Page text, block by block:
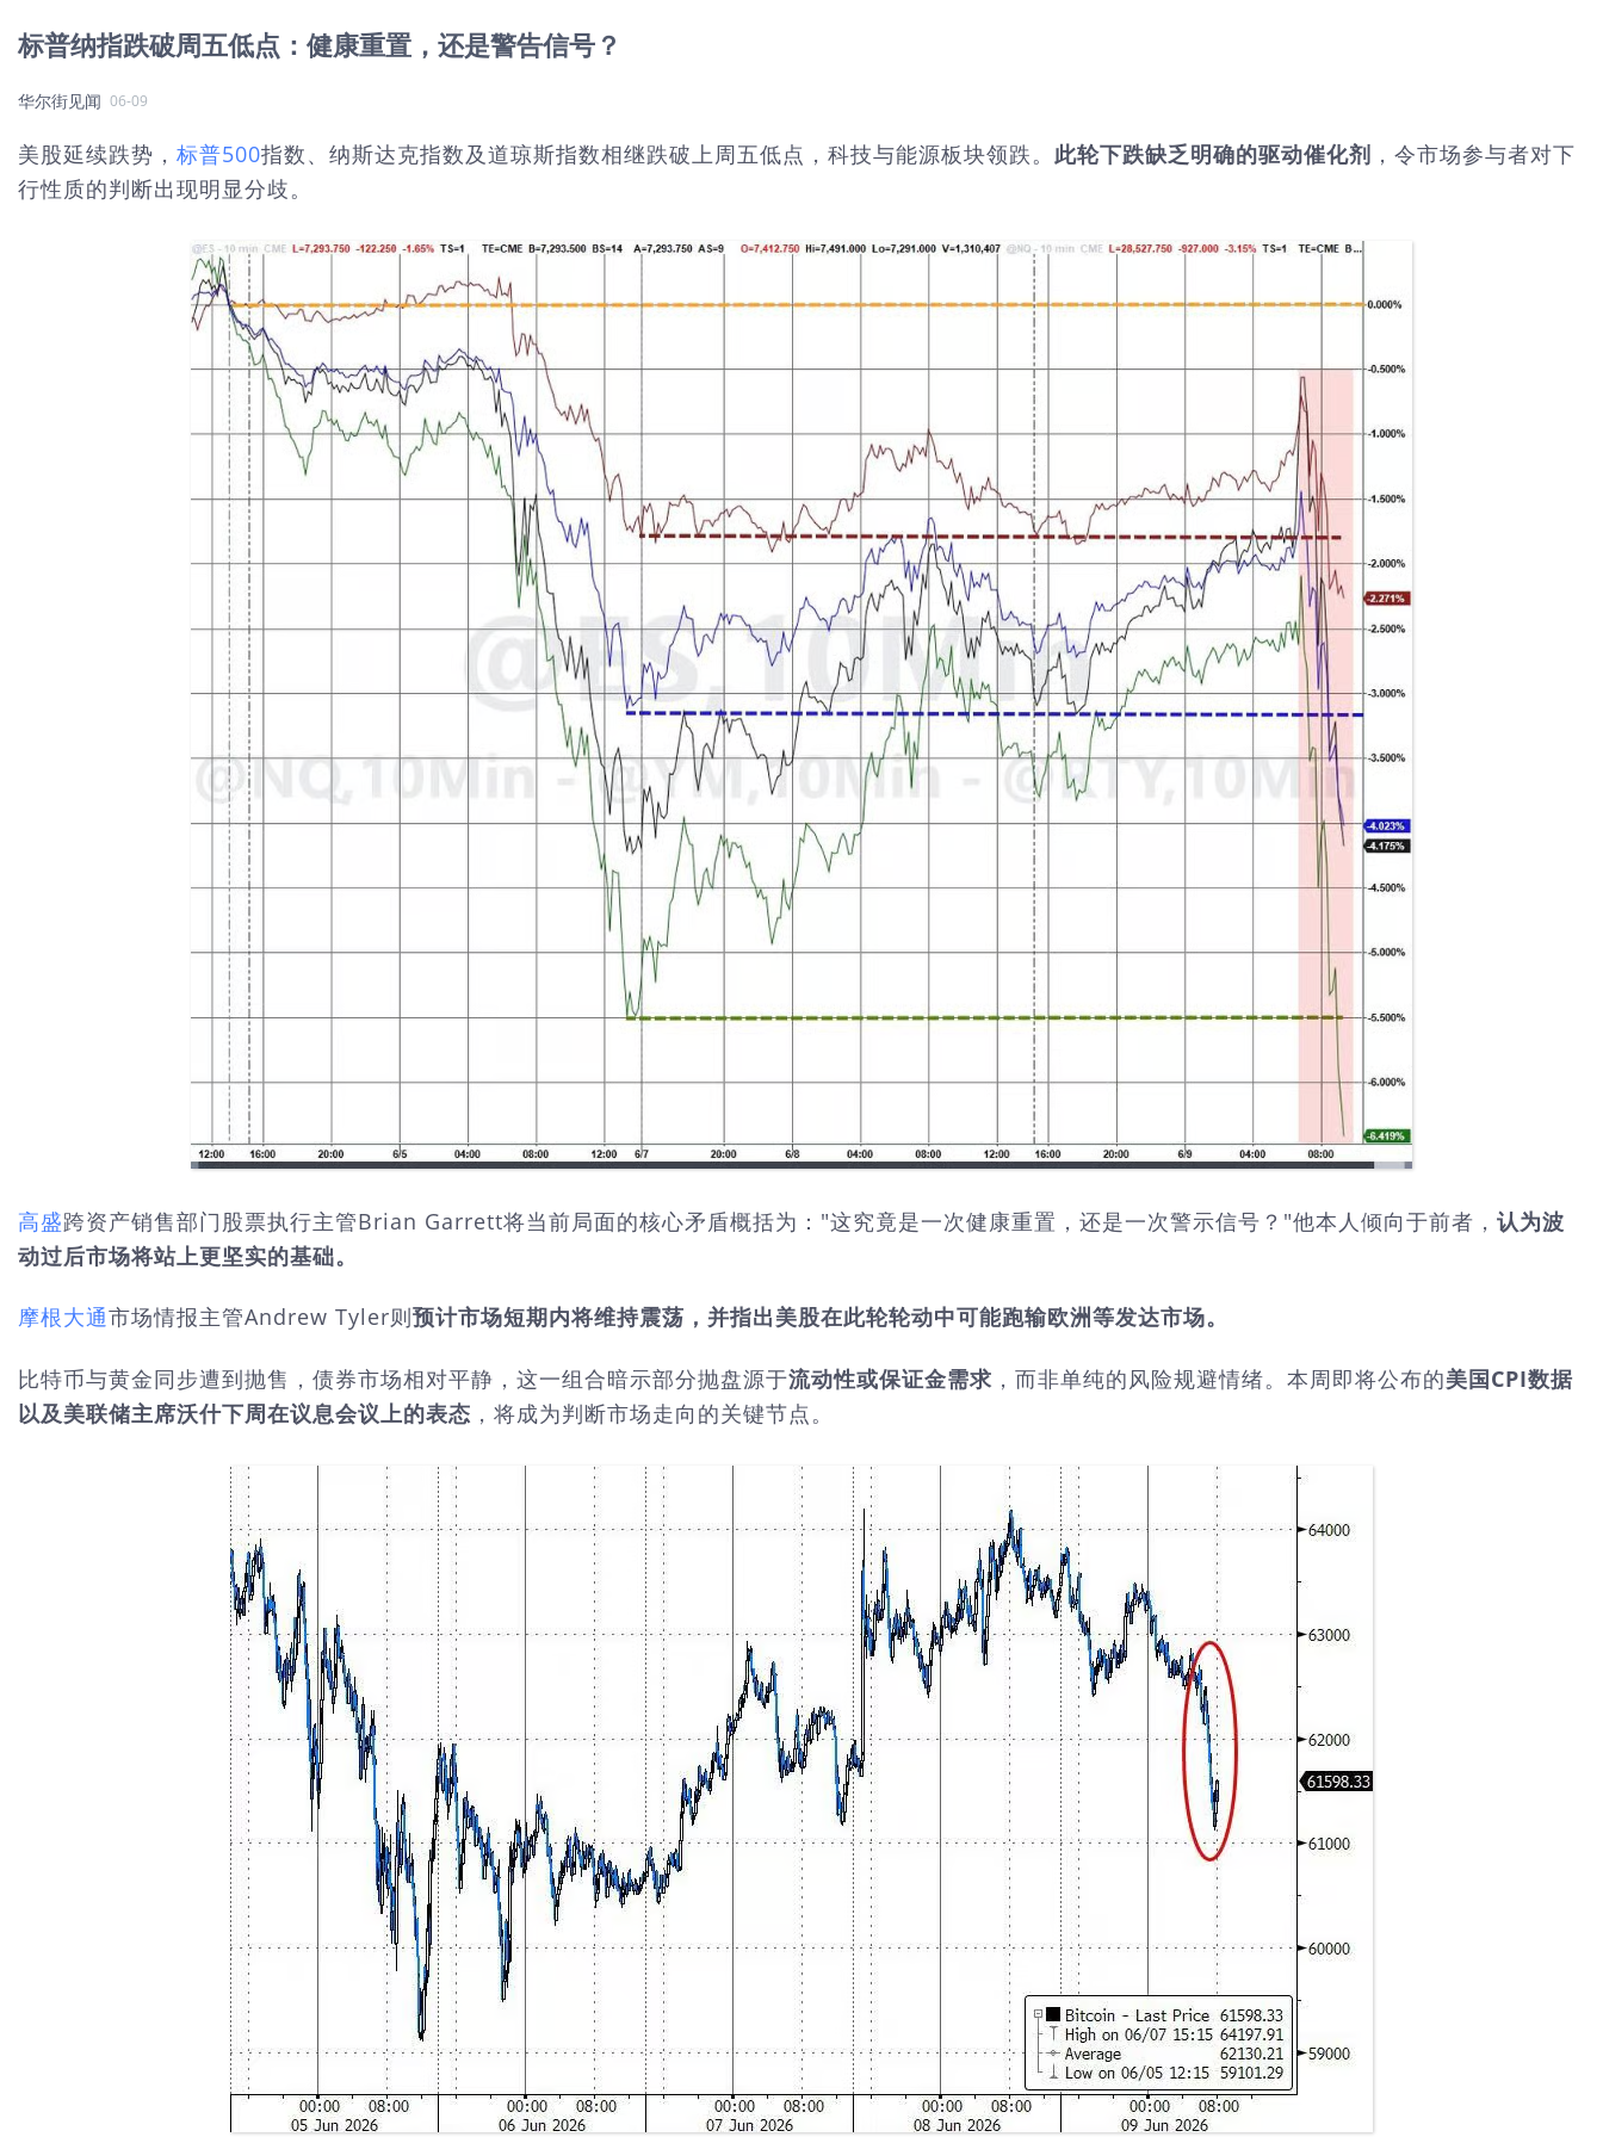
标普纳指跌破周五低点：健康重置，还是警告信号？
华尔街见闻 06-09
美股延续跌势， 标普500指数、纳斯达克指数及道琼斯指数相继跌破上周五低点，科技与能源板块领跌。 此轮下跌缺乏明确的驱动催化剂 ，令市场参与者对下
行性质的判断出现明显分歧。
高盛跨资产销售部门股票执行主管Brian Garrett将当前局面的核心矛盾概括为："这究竟是一次健康重置，还是一次警示信号？"他本人倾向于前者， 认为波
动过后市场将站上更坚实的基础。
摩根大通市场情报主管Andrew Tyler则预计市场短期内将维持震荡，并指出美股在此轮轮动中可能跑输欧洲等发达市场。
比特币与黄金同步遭到抛售，债券市场相对平静，这一组合暗示部分抛盘源于流动性或保证金需求 ，而非单纯的风险规避情绪。本周即将公布的美国CPI数据
以及美联储主席沃什下周在议息会议上的表态 ，将成为判断市场走向的关键节点。